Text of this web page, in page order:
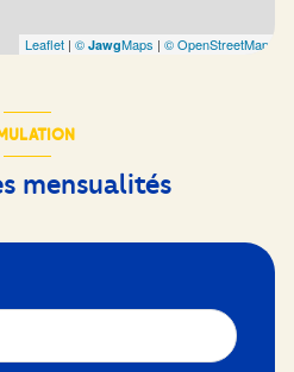
Leaflet | © JawgMaps | © OpenStreetMap
mensualités